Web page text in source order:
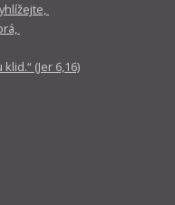
(Jer 6,16)